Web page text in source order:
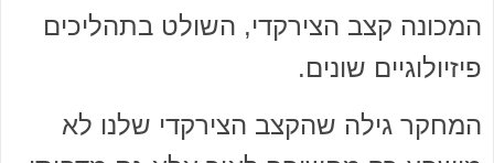
המכונה קצב הצירקדי, השולט בתהליכים
פיזיולוגיים שונים.
המחקר גילה שהקצב הצירקדי שלנו לא